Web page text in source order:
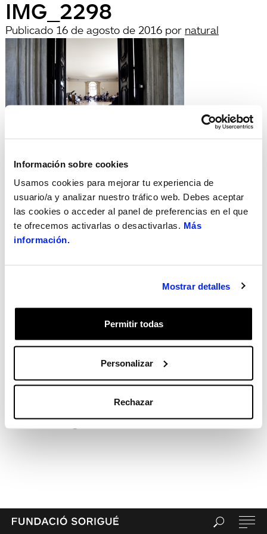
Información sobre cookies
Usamos cookies para mejorar tu experiencia de
usuario/a y analizar nuestro tráfico web. Debes aceptar
las cookies o acceder al panel de preferencias en el que
te ofrecemos activarlas o desactivarlas. Más
información.
Mostrar detalles
Permitir todas
Personalizar
Rechazar
IMG_2298
Publicado 16 de agosto de 2016por natural
Deja una respuesta
Lo siento, debes estarconectadopara publicar un
comentario.
Búsqueda
Buscar
por:
Search
Archives
Sin categorizar
Feed de entradas
WordPress.org